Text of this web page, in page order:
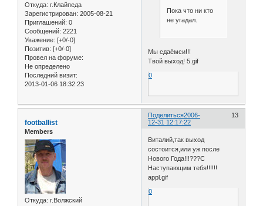
Откуда: г.Клайпеда
Зарегистрирован: 2005-08-21
Приглашений: 0
Сообщений: 2221
Уважение: [+0/-0]
Позитив: [+0/-0]
Провел на форуме:
Не определено
Последний визит:
2013-01-06 18:32:23
Пока что ни кто
не угадал.
Мы сдаёмси!!!
Твой выход! 5.gif
0
Поделиться 13
2006-
12-31 12:17:22
footballist
Members
Откуда: г.Волжский
Виталий,так выход
состоится,или уж после
Нового Года!!!???С
Наступающим тебя!!!!!!
appl.gif
0